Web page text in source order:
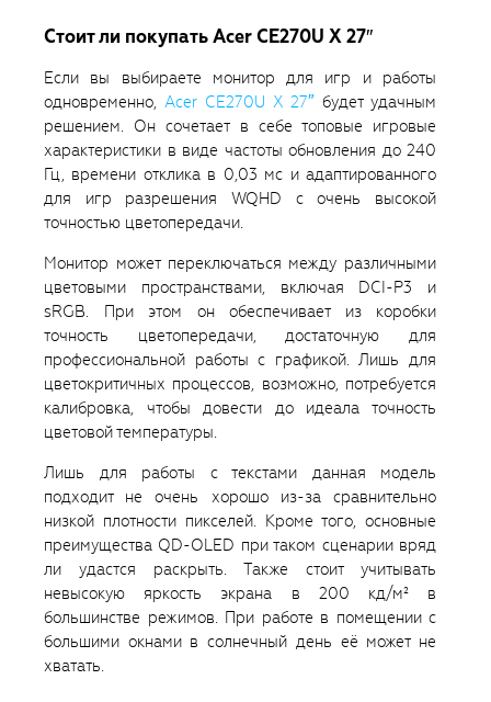
Стоит ли покупать Acer CE270U X 27″
Если вы выбираете монитор для игр и работы
одновременно, Acer CE270U X 27″ будет удачным
решением. Он сочетает в себе топовые игровые
характеристики в виде частоты обновления до 240
Гц, времени отклика в 0,03 мс и адаптированного
для игр разрешения WQHD с очень высокой
точностью цветопередачи.
Монитор может переключаться между различными
цветовыми пространствами, включая DCI-P3 и
sRGB. При этом он обеспечивает из коробки
точность цветопередачи, достаточную для
профессиональной работы с графикой. Лишь для
цветокритичных процессов, возможно, потребуется
калибровка, чтобы довести до идеала точность
цветовой температуры.
Лишь для работы с текстами данная модель
подходит не очень хорошо из-за сравнительно
низкой плотности пикселей. Кроме того, основные
преимущества QD-OLED при таком сценарии вряд
ли удастся раскрыть. Также стоит учитывать
невысокую яркость экрана в 200 кд/м² в
большинстве режимов. При работе в помещении с
большими окнами в солнечный день её может не
хватать.